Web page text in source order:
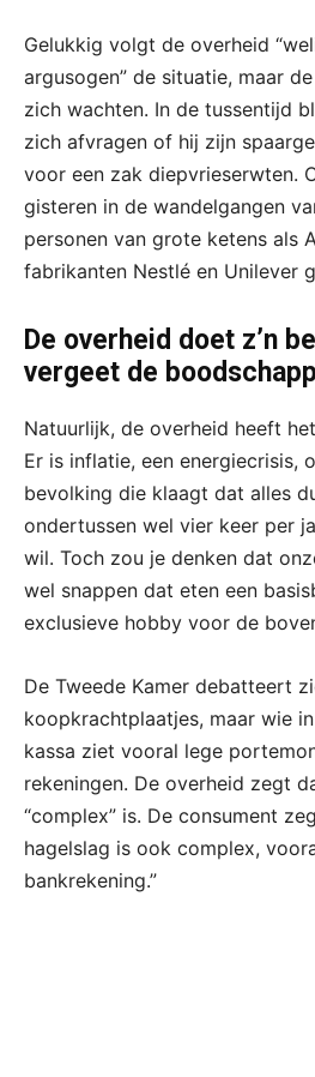
Gelukkig volgt de overheid
argusogen” de situatie, maar
zich wachten. In de tussentijd
zich afvragen of hij zijn
voor een zak diepvrieserwten.
gisteren in de wandelgangen
personen van grote ketens als
fabrikanten Nestlé en Unilever
De overheid doet z’n
vergeet de
Natuurlijk, de overheid heeft
Er is inflatie, een energiecrisis,
bevolking die klaagt dat alles
ondertussen wel vier keer per
wil. Toch zou je denken dat
wel snappen dat eten een
exclusieve hobby voor de
De Tweede Kamer debatteert
koopkrachtplaatjes, maar wie
kassa ziet vooral lege
rekeningen. De overheid zegt
“complex” is. De consument
hagelslag is ook complex,
bankrekening.”